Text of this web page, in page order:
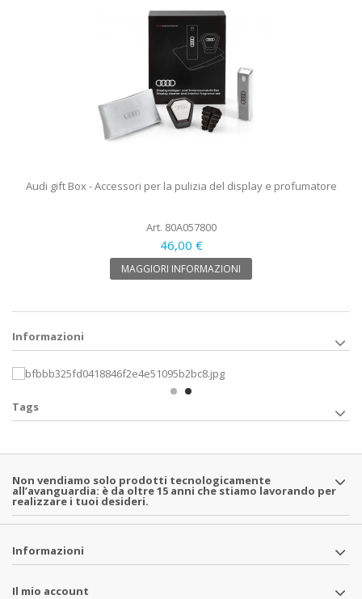
Audi gift Box - Accessori per la pulizia del display e profumatore
Art. 80A057800
46,00 €
MAGGIORI INFORMAZIONI
Informazioni
Tags
Non vendiamo solo prodotti tecnologicamente
all’avanguardia: è da oltre 15 anni che stiamo lavorando per
realizzare i tuoi desideri.
Informazioni
Il mio account